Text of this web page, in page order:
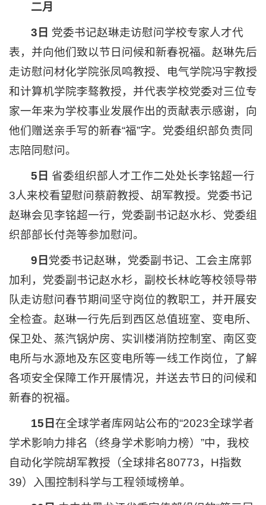
二月
3日 党委书记赵琳走访慰问学校专家人才代
表，并向他们致以节日问候和新春祝福。赵琳先后
走访慰问材化学院张凤鸣教授、电气学院冯宇教授
和计算机学院李骜教授，并代表学校党委对三位专
家一年来为学校事业发展作出的贡献表示感谢，向
他们赠送亲手写的新春“福”字。党委组织部负责同
志陪同慰问。
5日 省委组织部人才工作二处处长李铭超一行
3人来校看望慰问蔡蔚教授、胡军教授。党委书记
赵琳会见李铭超一行，党委副书记赵水杉、党委组
织部部长付尧等参加慰问。
9日 党委书记赵琳，党委副书记、工会主席郭
加利，党委副书记赵水杉，副校长林屹等校领导带
队走访慰问春节期间坚守岗位的教职工，并开展安
全检查。赵琳一行先后到西区总值班室、变电所、
保卫处、蒸汽锅炉房、实训楼消防控制室、南区变
电所与水源地及东区变电所等一线工作岗位，了解
各项安全保障工作开展情况，并送去节日的问候和
新春的祝福。
15日在全球学者库网站公布的“2023全球学者
学术影响力排名（终身学术影响力榜）”中，我校
自动化学院胡军教授（全球排名80773，H指数
39）入围控制科学与工程领域榜单。